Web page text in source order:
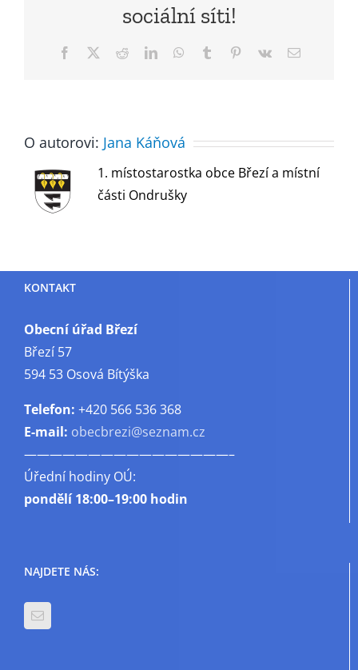
sociální síti!
Facebook RedditLinkedInWhatsApp
Tumblr Pinterest
Vk
E-
O autorovi: Jana Káňová
1. místostarostka obce Březí a místní
části Ondrušky
KONTAKT
Obecní úřad Březí
Březí 57
594 53 Osová Bítýška
Telefon: +420 566 536 368
E-mail: obecbrezi@seznam.cz
————————————————–
Úřední hodiny OÚ:
pondělí18:00–19:00 hodin
NAJDETE NÁS: